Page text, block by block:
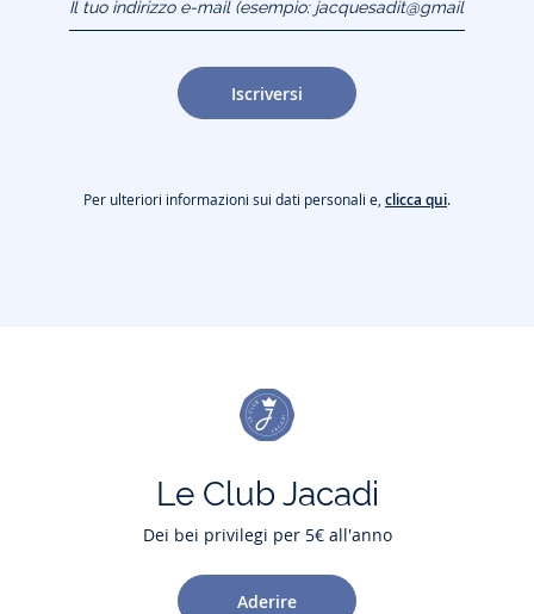
(esempio:
jacquesadit@gmail.com)
Iscriversi
Per ulteriori informazioni sui dati personali e,clicca qui.
Le Club Jacadi
Dei bei privilegi per 5€ all'anno
Aderire